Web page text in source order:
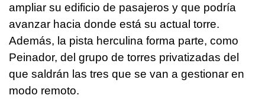
ampliar su edificio de pasajeros y que podría
avanzar hacia donde está su actual torre.
Además, la pista herculina forma parte, como
Peinador, del grupo de torres privatizadas del
que saldrán las tres que se van a gestionar en
modo remoto.